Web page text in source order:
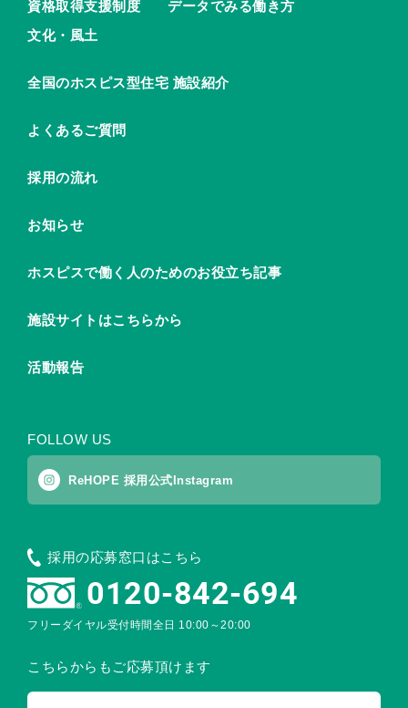
資格取得支援制度
データでみる働き方
文化・風土
全国のホスピス型住宅 施設紹介
よくあるご質問
採用の流れ
お知らせ
ホスピスで働く人のためのお役立ち記事
施設サイトはこちらから
活動報告
FOLLOW US
ReHOPE 採用公式Instagram
採用の応募窓口はこちら
0120-842-694
フリーダイヤル受付時間全日 10:00～20:00
こちらからもご応募頂けます